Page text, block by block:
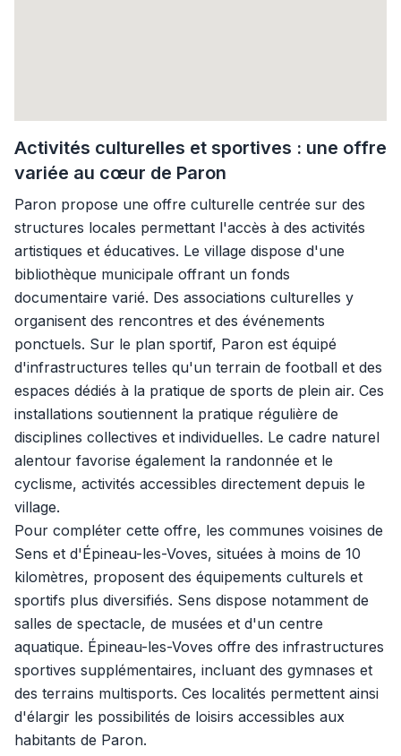
Activités culturelles et sportives : une offre
variée au cœur de Paron
Paron propose une offre culturelle centrée sur des
structures locales permettant l'accès à des activités
artistiques et éducatives. Le village dispose d'une
bibliothèque municipale offrant un fonds
documentaire varié. Des associations culturelles y
organisent des rencontres et des événements
ponctuels. Sur le plan sportif, Paron est équipé
d'infrastructures telles qu'un terrain de football et des
espaces dédiés à la pratique de sports de plein air. Ces
installations soutiennent la pratique régulière de
disciplines collectives et individuelles. Le cadre naturel
alentour favorise également la randonnée et le
cyclisme, activités accessibles directement depuis le
village.
Pour compléter cette offre, les communes voisines de
Sens et d'Épineau-les-Voves, situées à moins de 10
kilomètres, proposent des équipements culturels et
sportifs plus diversifiés. Sens dispose notamment de
salles de spectacle, de musées et d'un centre
aquatique. Épineau-les-Voves offre des infrastructures
sportives supplémentaires, incluant des gymnases et
des terrains multisports. Ces localités permettent ainsi
d'élargir les possibilités de loisirs accessibles aux
habitants de Paron.